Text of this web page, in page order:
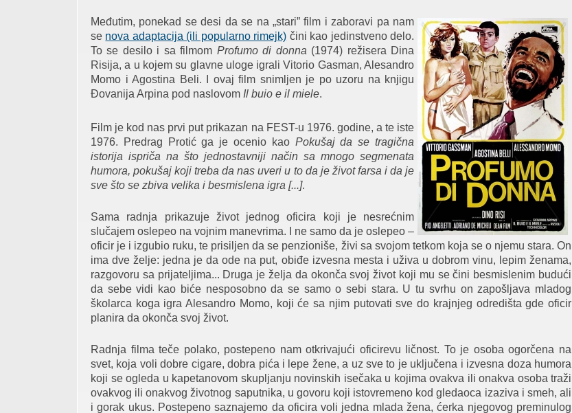
Međutim, ponekad se desi da se na „stari” film i zaboravi pa nam
se nova adaptacija (ili popularno rimejk) čini kao jedinstveno delo.
To se desilo i sa filmom Profumo di donna (1974) režisera Dina
Risija, a u kojem su glavne uloge igrali Vitorio Gasman, Alesandro
Momo i Agostina Beli. I ovaj film snimljen je po uzoru na knjigu
Đovanija Arpina pod naslovom Il buio e il miele.
Film je kod nas prvi put prikazan na FEST-u 1976. godine, a te iste
1976. Predrag Protić ga je ocenio kao Pokušaj da se tragična
istorija ispriča na što jednostavniji način sa mnogo segmenata
humora, pokušaj koji treba da nas uveri u to da je život farsa i da je
sve što se zbiva velika i besmislena igra [...].
Sama radnja prikazuje život jednog oficira koji je nesrećnim
slučajem oslepeo na vojnim manevrima. I ne samo da je oslepeo –
oficir je i izgubio ruku, te prisiljen da se penzioniše, živi sa svojom tetkom koja se o njemu stara. On
ima dve želje: jedna je da ode na put, obiđe izvesna mesta i uživa u dobrom vinu, lepim ženama,
razgovoru sa prijateljima... Druga je želja da okonča svoj život koji mu se čini besmislenim budući
da sebe vidi kao biće nesposobno da se samo o sebi stara. U tu svrhu on zapošljava mladog
školarca koga igra Alesandro Momo, koji će sa njim putovati sve do krajnjeg odredišta gde oficir
planira da okonča svoj život.
Radnja filma teče polako, postepeno nam otkrivajući oficirevu ličnost. To je osoba ogorčena na
svet, koja voli dobre cigare, dobra pića i lepe žene, a uz sve to je uključena i izvesna doza humora
koji se ogleda u kapetanovom skupljanju novinskih isečaka u kojima ovakva ili onakva osoba traži
ovakvog ili onakvog životnog saputnika, u govoru koji istovremeno kod gledaoca izaziva i smeh, ali
i gorak ukus. Postepeno saznajemo da oficira voli jedna mlada žena, ćerka njegovog preminulog